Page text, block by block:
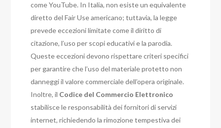
come YouTube. In Italia, non esiste un equivalente
diretto del Fair Use americano; tuttavia, la legge
prevede eccezioni limitate come il diritto di
citazione, l’uso per scopi educativi e la parodia.
Queste eccezioni devono rispettare criteri specifici
per garantire che l’uso del materiale protetto non
danneggi il valore commerciale dell’opera originale.
Inoltre, il Codice del Commercio Elettronico
stabilisce le responsabilità dei fornitori di servizi
internet, richiedendo la rimozione tempestiva dei